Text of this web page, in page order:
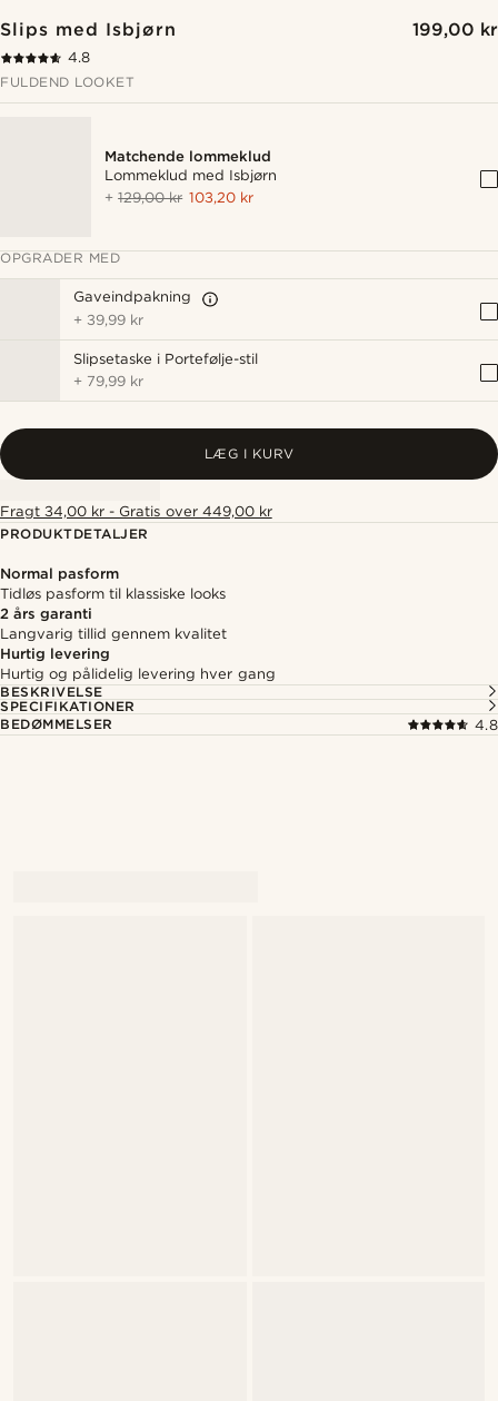
Slips med Isbjørn 199,00 kr
4.8
FULDEND LOOKET
Matchende lommeklud
Lommeklud med Isbjørn
+129,00 kr 103,20 kr
OPGRADER MED
Gaveindpakning
+ 39,99 kr
Slipsetaske i Portefølje-stil
+ 79,99 kr
LÆG I KURV
Fragt 34,00 kr - Gratis over 449,00 kr
PRODUKTDETALJER
Normal pasform
Tidløs pasform til klassiske looks
2 års garanti
Langvarig tillid gennem kvalitet
Hurtig levering
Hurtig og pålidelig levering hver gang
BESKRIVELSE
SPECIFIKATIONER
BEDØMMELSER
4.8